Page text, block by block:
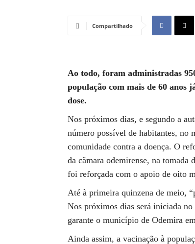
Compartilhado
Ao todo, foram administradas
população com mais de 60 anos
dose.
Nos próximos dias, e segundo a
número possível de habitantes, no
comunidade contra a doença. O
da câmara odemirense, na tomada
foi reforçada com o apoio de oito
Até à primeira quinzena de meio,
Nos próximos dias será iniciada
garante o município de Odemira
Ainda assim, a vacinação à